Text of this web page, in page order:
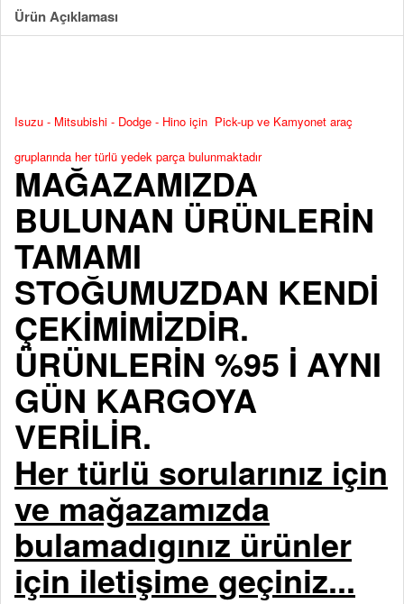
Ürün Açıklaması
Isuzu - Mitsubishi - Dodge - Hino için Pick-up ve Kamyonet araç
gruplarında her türlü yedek parça bulunmaktadır
MAĞAZAMIZDA
BULUNAN ÜRÜNLERİN
TAMAMI
STOĞUMUZDAN KENDİ
ÇEKİMİMİZDİR.
ÜRÜNLERİN %95 İ AYNI
GÜN KARGOYA
VERİLİR.
Her türlü sorularınız için
ve mağazamızda
bulamadıgınız ürünler
için iletişime geçiniz...